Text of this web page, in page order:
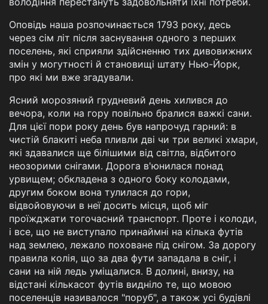
Оповідь наша розпочинається 1793 року, десь
через сім літ після заснування одного з перших
поселень, які сприяли здійсненню тих дивовижних
змін у могутності й становищі штату Нью-Йорк,
про які ми вже згадували.
Ясний морозяний грудневий день хилився до
вечора, коли на гору повільно бралися важкі сани.
Для цієї пори року день був напрочуд гарний: в
чистій блакиті неба пливли дві чи три великі хмари,
які здавалися ще білішими від світла, відбитого
неозорими снігами. Дорога в'юнилася понад
урвищем; обкладена з одного боку колодами,
другим боком вона тулилася до гори,
відвойовуючи в неї досить місця, щоб міг
проїжджати тогочасний транспорт. Проте і колоди,
і все, що не виступало принаймні на кілька футів
над землею, лежало поховане під снігом. За дорогу
правила колія, що за два фути западала в сніг, і
сани на ній ледь уміщалися. В долині, внизу, на
відстані кількасот футів видніло те, що мовою
поселенців називалося "поруб", а також усі будівлі